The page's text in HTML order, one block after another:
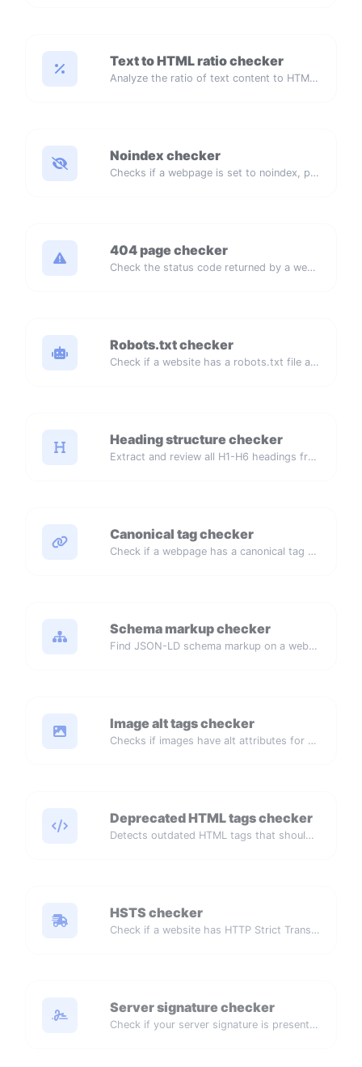
Text to HTML ratio checker
Analyze the ratio of text content to HTML code for SEO and performance optimization.
Noindex checker
Checks if a webpage is set to noindex, preventing it from appearing in search engines.
404 page checker
Check the status code returned by a website for a generated missing page.
Robots.txt checker
Check if a website has a robots.txt file and review its sitemap and disallow rules.
Heading structure checker
Extract and review all H1-H6 headings from a webpage.
Canonical tag checker
Check if a webpage has a canonical tag and view its canonical URL.
Schema markup checker
Find JSON-LD schema markup on a webpage and check whether its JSON can be parsed.
Image alt tags checker
Checks if images have alt attributes for accessibility and SEO.
Deprecated HTML tags checker
Detects outdated HTML tags that should be replaced with modern alternatives.
HSTS checker
Check if a website has HTTP Strict Transport Security (HSTS) enabled.
Server signature checker
Check if your server signature is present in your website's header response.